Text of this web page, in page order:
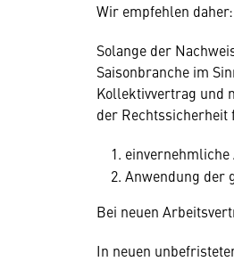
Wir empfehlen daher:
Solange der
Saisonbranche im
Kollektivvertrag und
der Rechtssicherheit
Anwendung der
Bei neuen
In neuen